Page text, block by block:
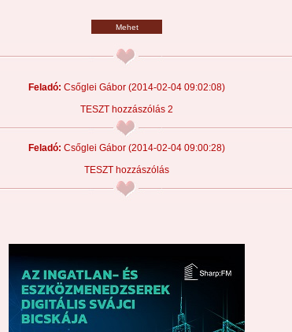
Mehet
Feladó: Csőglei Gábor (2014-02-04 09:02:08)
TESZT hozzászólás 2
Feladó: Csőglei Gábor (2014-02-04 09:00:28)
TESZT hozzászólás